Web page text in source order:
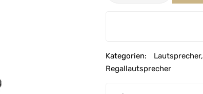
e
r
Kategorien: Lautsprecher,
Regallautsprecher